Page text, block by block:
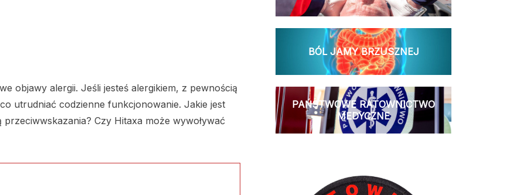
objawy alergii. Jeśli jesteś alergikiem, z pewnością
utrudniać codzienne funkcjonowanie. Jakie jest
Czy Hitaxa może wywoływać
BÓL JAMY BRZUSZNEJ
PAŃSTWOWE RATOWNICTWO
MEDYCZNE